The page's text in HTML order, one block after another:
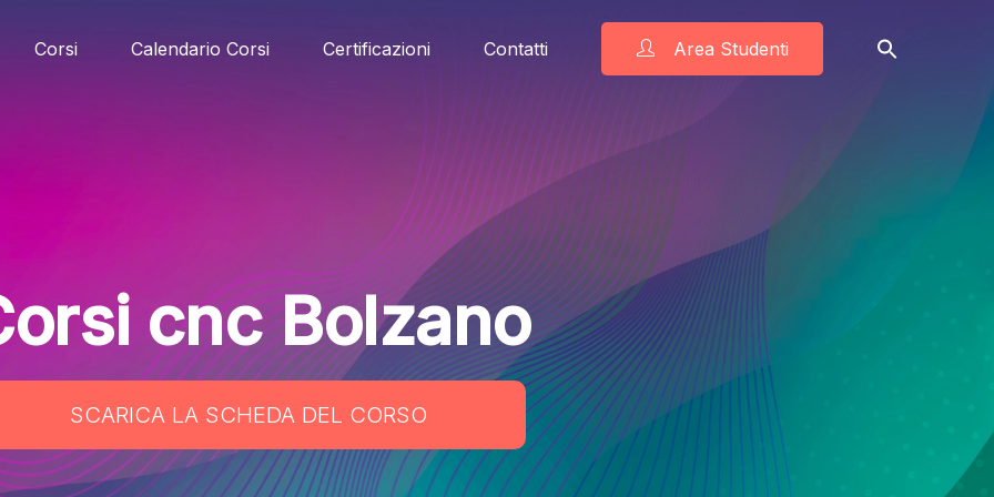
Corsi Calendario Corsi Certificazioni Contatti Area Studenti
cnc Bolzano
SCARICA LA SCHEDA DEL CORSO